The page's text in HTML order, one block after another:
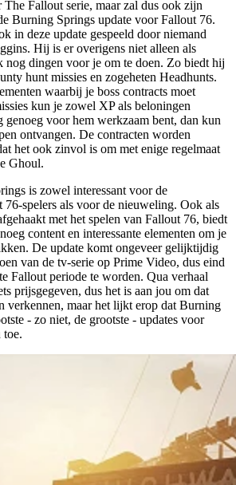
Fallout serie, maar zal dus ook zijn
Burning Springs update voor Fallout 76.
in deze update gespeeld door niemand
Hij is er overigens niet alleen als
nog dingen voor je om te doen. Zo biedt hij
hunt missies en zogeheten Headhunts.
waarbij je boss contracts moet
kun je zowel XP als beloningen
genoeg voor hem werkzaam bent, dan kun
ontvangen. De contracten worden
het ook zinvol is om met enige regelmaat
Ghoul.
is zowel interessant voor de
spelers als voor de nieuweling. Ook als
met het spelen van Fallout 76, biedt
content en interessante elementen om je
De update komt ongeveer gelijktijdig
van de tv-serie op Prime Video, dus eind
Fallout periode te worden. Qua verhaal
prijsgegeven, dus het is aan jou om dat
verkennen, maar het lijkt erop dat Burning
- zo niet, de grootste - updates voor